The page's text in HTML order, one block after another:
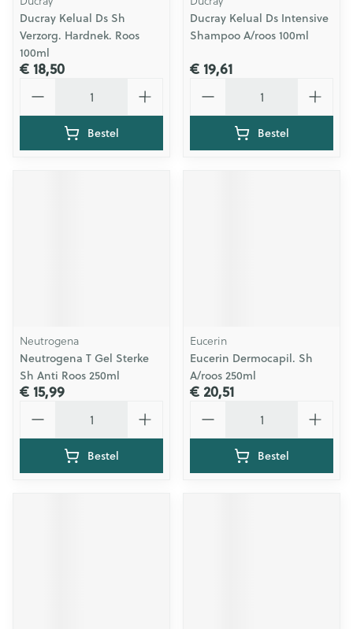
Ducray Kelual Ds Sh
Verzorg. Hardnek. Roos
100ml
€ 18,50
Bestel
Ducray Kelual Ds Intensive
Shampoo A/roos 100ml
€ 19,61
Bestel
Neutrogena
Neutrogena T Gel Sterke
Sh Anti Roos 250ml
€ 15,99
Bestel
Eucerin
Eucerin Dermocapil. Sh
A/roos 250ml
€ 20,51
Bestel